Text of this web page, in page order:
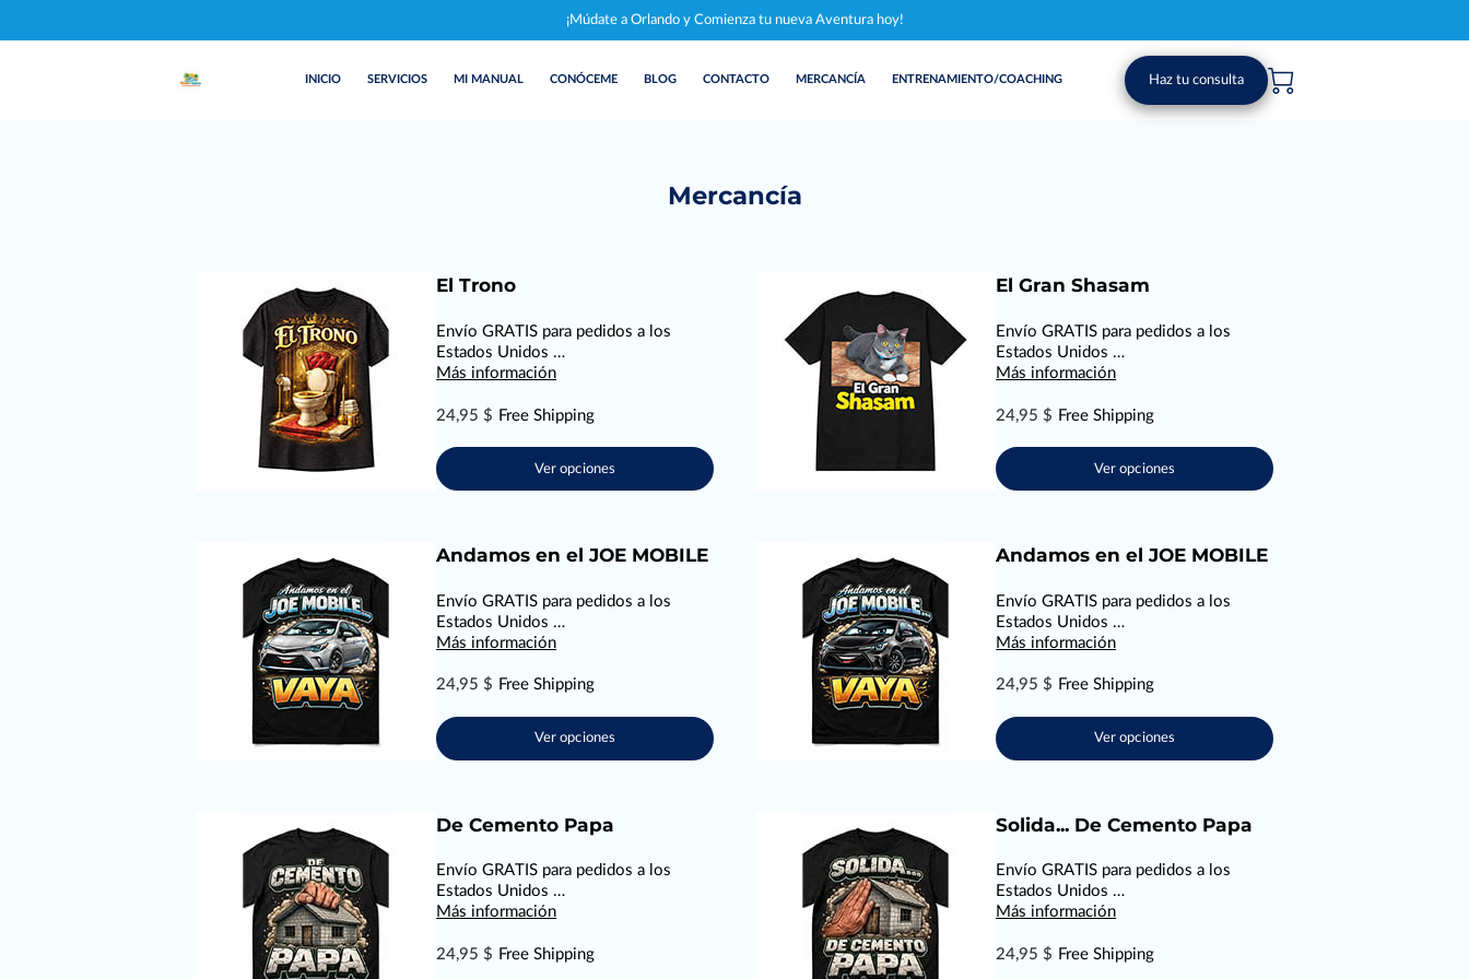
¡Múdate a Orlando y Comienza tu nueva Aventura hoy!
INICIO SERVICIOS MI MANUAL CONÓCEME BLOG CONTACTO MERCANCÍA ENTRENAMIENTO/COACHING Haz tu consulta
Mercancía
El Trono
Envío GRATIS para pedidos a los
Estados Unidos …
Más información
24,95 $ Free Shipping
Ver opciones
El Gran Shasam
Envío GRATIS para pedidos a los
Estados Unidos …
Más información
24,95 $ Free Shipping
Ver opciones
Andamos en el JOE MOBILE
Envío GRATIS para pedidos a los
Estados Unidos …
Más información
24,95 $ Free Shipping
Ver opciones
Andamos en el JOE MOBILE
Envío GRATIS para pedidos a los
Estados Unidos …
Más información
24,95 $ Free Shipping
Ver opciones
De Cemento Papa
Envío GRATIS para pedidos a los
Estados Unidos …
Más información
24,95 $ Free Shipping
Solida... De Cemento Papa
Envío GRATIS para pedidos a los
Estados Unidos …
Más información
24,95 $ Free Shipping